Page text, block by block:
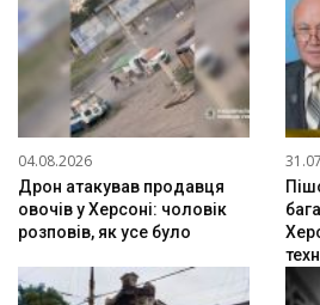
04.08.2026
Дрон атакував продавця
овочів у Херсоні: чоловік
розповів, як усе було